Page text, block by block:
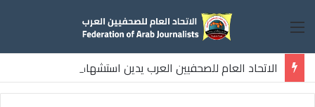
القائمة
الاتحاد العام للصحفيين العرب يدين استشهاد
ثلاثة صحفيين فلسطينيين باستهداف إسرائيلي وسط قطاع غزة